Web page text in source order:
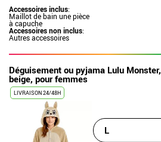
Accessoires inclus:
Maillot de bain une pièce
à capuche
Accessoires non inclus:
Autres accessoires
Déguisement ou pyjama Lulu Monster,
beige, pour femmes
LIVRAISON 24/48H
L